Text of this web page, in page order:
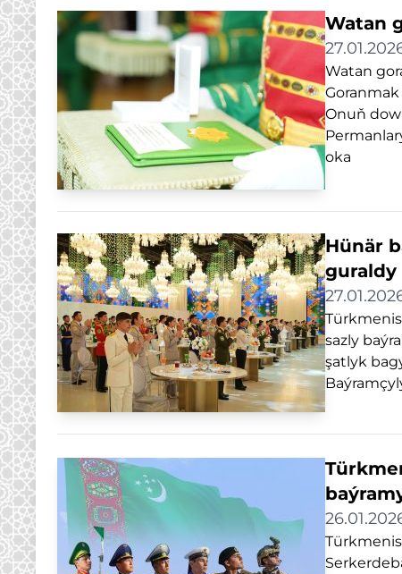
Watan
Watan
Onuň
oka
Hünär
guraldy
sazly
şatlyk